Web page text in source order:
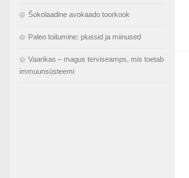
Šokolaadine avokaado toorkook
Paleo toitumine: plussid ja miinused
Vaarikas – magus terviseamps, mis toetab
immuunsüsteemi